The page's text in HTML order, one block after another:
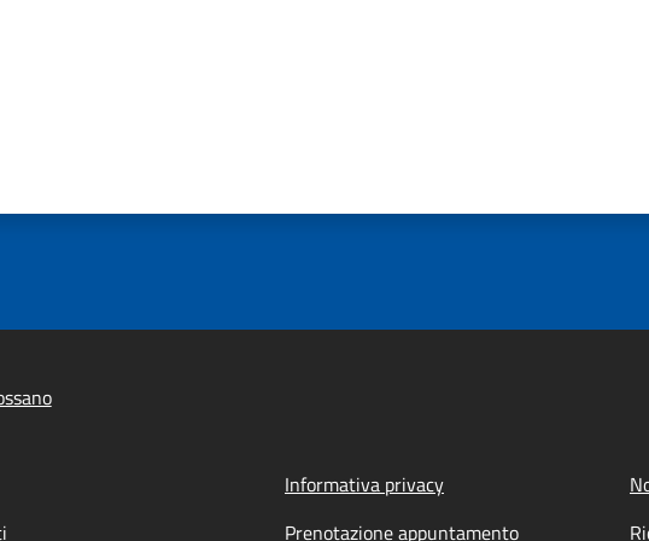
Informativa privacy
Prenotazione appuntamento